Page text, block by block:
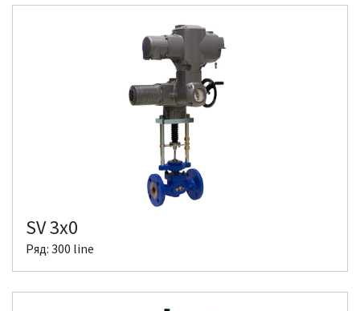
SV 3x0
Ряд: 300 line